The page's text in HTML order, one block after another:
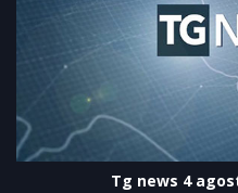
Tg news 4